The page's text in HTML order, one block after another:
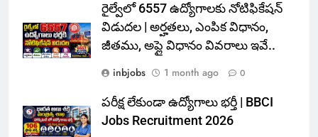
రైల్వేలో 6557 ఉద్యోగాలకు నోటిఫికేషన్
విడుదల | అర్హతలు, ఎంపిక విధానం,
జీతము, అప్లై విధానం వివరాలు ఇవే..
inbjobs
1 month ago 0
పరీక్ష లేకుండా ఉద్యోగాలు భర్తీ | BBCI
Jobs Recruitment 2026